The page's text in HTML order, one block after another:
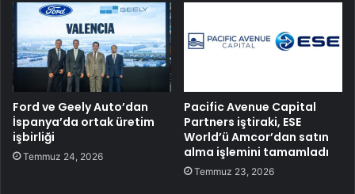
Ford ve Geely Auto’dan
İspanya’da ortak üretim
işbirliği
Temmuz 24, 2026
Pacific Avenue Capital
Partners iştiraki, ESE
World’ü Amcor’dan satın
alma işlemini tamamladı
Temmuz 23, 2026